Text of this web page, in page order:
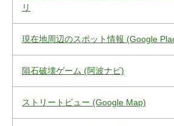
リ
現在地周辺のスポット情報 (Google
隕石破壊ゲーム (阿波ナビ)
ストリートビュー (Google Map)